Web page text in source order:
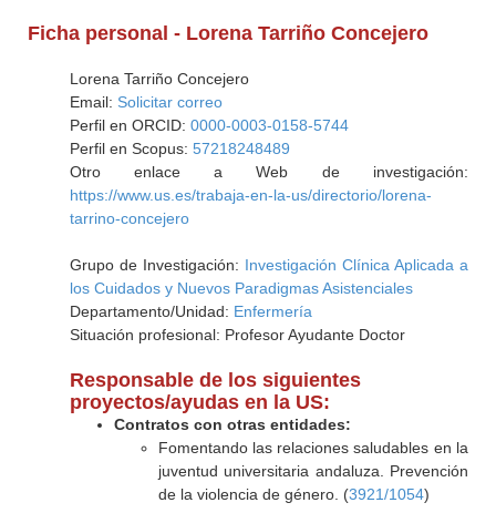
Ficha personal - Lorena Tarriño Concejero
Lorena Tarriño Concejero
Email: Solicitar correo
Perfil en ORCID: 0000-0003-0158-5744
Perfil en Scopus: 57218248489
Otro enlace a Web de investigación:
https://www.us.es/trabaja-en-la-us/directorio/lorena-
tarrino-concejero
Grupo de Investigación: Investigación Clínica Aplicada a
los Cuidados y Nuevos Paradigmas Asistenciales
Departamento/Unidad: Enfermería
Situación profesional: Profesor Ayudante Doctor
Responsable de los siguientes
proyectos/ayudas en la US:
Contratos con otras entidades:
Fomentando las relaciones saludables en la
juventud universitaria andaluza. Prevención
de la violencia de género. (3921/1054)